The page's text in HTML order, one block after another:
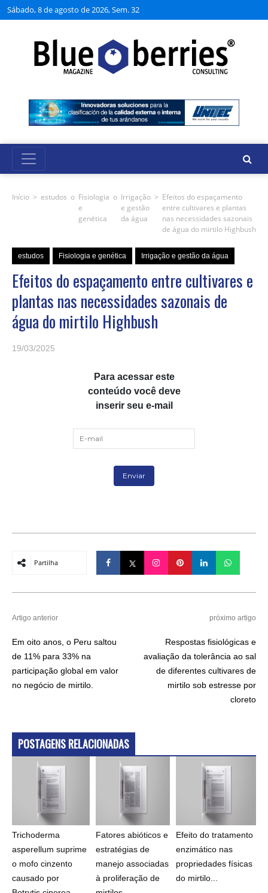
Sábado, 8 de agosto de 2026, Sem. 32
Início > estudos o Fisiologia
e
genética
o Irrigação
e gestão
da água
> Efeitos do espaçamento
entre cultivares e plantas
nas necessidades sazonais
de água do mirtilo Highbush
estudos Fisiologia e genética Irrigação e gestão da água
Efeitos do espaçamento entre cultivares e
plantas nas necessidades sazonais de
água do mirtilo Highbush
19/03/2025
Para acessar este
conteúdo você deve
inserir seu e-mail
Partilha
Artigo anterior
Em oito anos, o Peru saltou
de 11% para 33% na
participação global em valor
no negócio de mirtilo.
próximo artigo
Respostas fisiológicas e
avaliação da tolerância ao sal
de diferentes cultivares de
mirtilo sob estresse por
cloreto
POSTAGENS RELACIONADAS
Trichoderma
asperellum suprime
o mofo cinzento
causado por
Fatores abióticos e
estratégias de
manejo associadas
à proliferação de
Efeito do tratamento
enzimático nas
propriedades físicas
do mirtilo...